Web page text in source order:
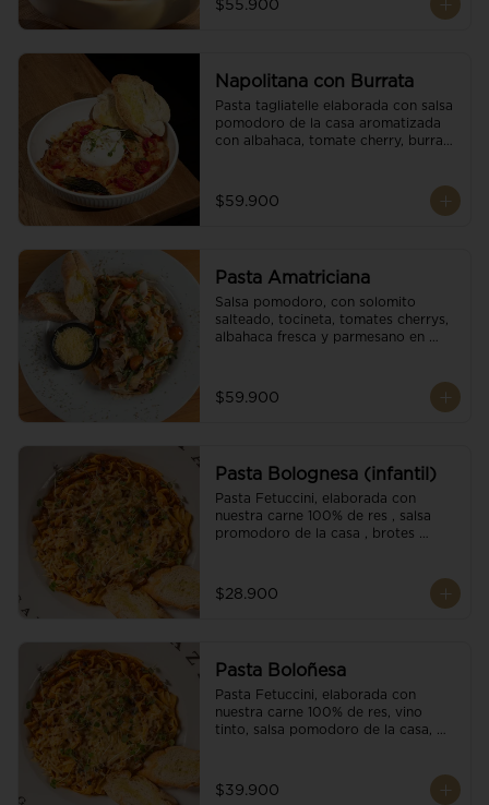
$55.900
Napolitana con Burrata
Pasta tagliatelle elaborada con salsa
pomodoro de la casa aromatizada
con albahaca, tomate cherry, burrata
$59.900
Pasta Amatriciana
Salsa pomodoro, con solomito
salteado, tocineta, tomates cherrys,
albahaca fresca y parmesano en
$59.900
Pasta Bolognesa (infantil)
Pasta Fetuccini, elaborada con
nuestra carne 100% de res , salsa
promodoro de la casa , brotes
$28.900
Pasta Boloñesa
Pasta Fetuccini, elaborada con
nuestra carne 100% de res, vino
tinto, salsa pomodoro de la casa,
$39.900